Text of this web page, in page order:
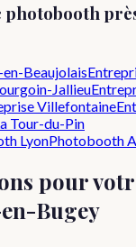
photobooth
Beaujolais
Jallieu
Villefontaine
Tour-du-Pin
LyonPhotobooth
pour
Bugey